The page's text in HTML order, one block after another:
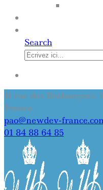
Search
11 rue des
France
pao@newdev-
01 84 88 64 85